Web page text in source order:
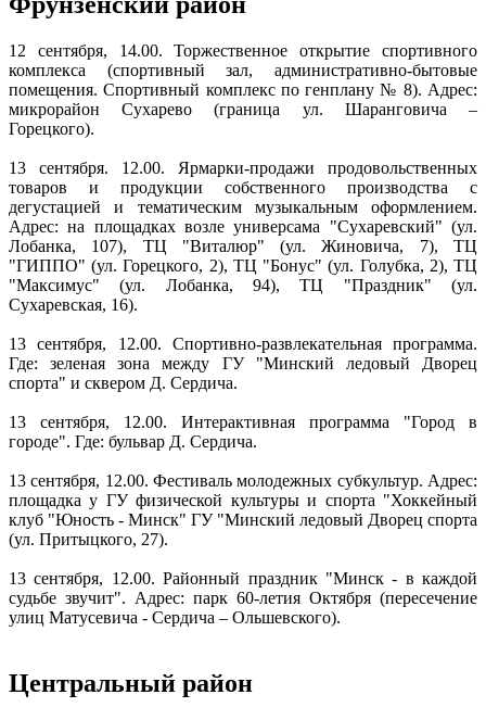
12 сентября, 14.00. Торжественное открытие спортивного
комплекса (спортивный зал, административно-бытовые
помещения. Спортивный комплекс по генплану № 8). Адрес:
микрорайон Сухарево (граница ул. Шаранговича –
Горецкого).
13 сентября. 12.00. Ярмарки-продажи продовольственных
товаров и продукции собственного производства с
дегустацией и тематическим музыкальным оформлением.
Адрес: на площадках возле универсама "Сухаревский" (ул.
Лобанка, 107), ТЦ "Виталюр" (ул. Жиновича, 7), ТЦ
"ГИППО" (ул. Горецкого, 2), ТЦ "Бонус" (ул. Голубка, 2), ТЦ
"Максимус" (ул. Лобанка, 94), ТЦ "Праздник" (ул.
Сухаревская, 16).
13 сентября, 12.00. Спортивно-развлекательная программа.
Где: зеленая зона между ГУ "Минский ледовый Дворец
спорта" и сквером Д. Сердича.
13 сентября, 12.00. Интерактивная программа "Город в
городе". Где: бульвар Д. Сердича.
13 сентября, 12.00. Фестиваль молодежных субкультур. Адрес:
площадка у ГУ физической культуры и спорта "Хоккейный
клуб "Юность - Минск" ГУ "Минский ледовый Дворец спорта
(ул. Притыцкого, 27).
13 сентября, 12.00. Районный праздник "Минск - в каждой
судьбе звучит". Адрес: парк 60-летия Октября (пересечение
улиц Матусевича - Сердича – Ольшевского).
Центральный район